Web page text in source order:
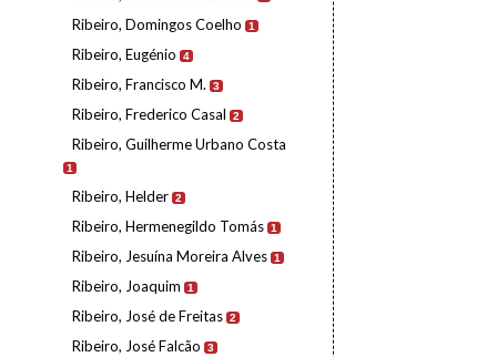
Ribeiro, Domingos Coelho 1
Ribeiro, Eugénio 4
Ribeiro, Francisco M. 3
Ribeiro, Frederico Casal 2
Ribeiro, Guilherme Urbano Costa
1
Ribeiro, Helder 2
Ribeiro, Hermenegildo Tomás 1
Ribeiro, Jesuína Moreira Alves 1
Ribeiro, Joaquim 1
Ribeiro, José de Freitas 2
Ribeiro, José Falcão 3